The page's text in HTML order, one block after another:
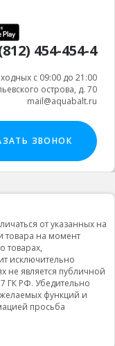
454-454-4
с 09:00 до 21:00
острова, д. 70
mail@aquabalt.ru
ЗВОНОК
от указанных на
товара на момент
товарах,
исключительно
не является публичной
ГК РФ. Убедительно
функций и
просьба